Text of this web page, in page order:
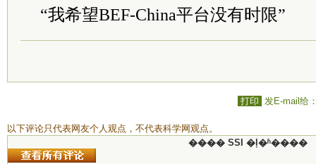
“我希望BEF-China平台没有时限”
打印 发E-mail给
以下评论只代表网友个人观点，不代表科学网观点。
���� SSI �ļ�ʱ����